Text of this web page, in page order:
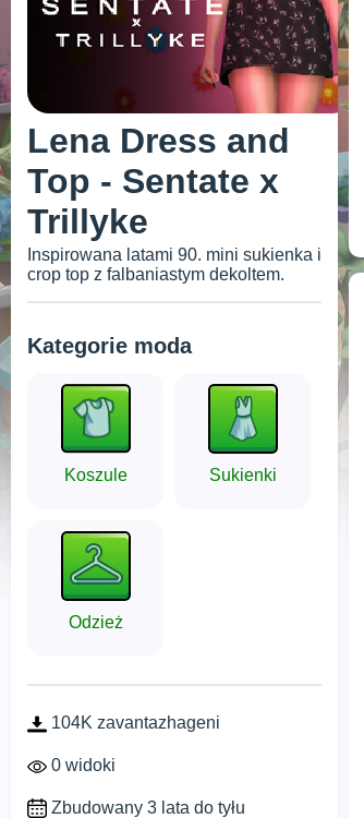
Lena Dress and
Top - Sentate x
Trillyke
Inspirowana latami 90. mini sukienka i
crop top z falbaniastym dekoltem.
Kategorie moda
Koszule Sukienki
Odzież
104K zavantazhageni
0 widoki
Zbudowany 3 lata do tyłu